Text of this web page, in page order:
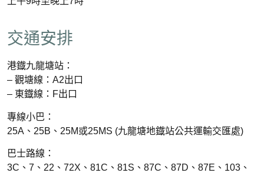
交通安排
港鐡九龍塘站：
– 觀塘線：A2出口
– 東鐡線：F出口
專線小巴：
25A、25B、25M或25MS (九龍塘地鐡站公共運輸交匯處)
巴士路線：
3C、7、22、72X、81C、81S、87C、87D、87E、103、